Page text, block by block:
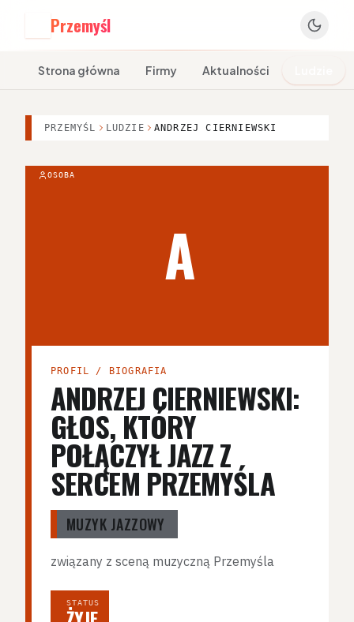
Przemyśl
Strona główna Firmy Aktualności
PRZEMYŚL LUDZIE ANDRZEJ CIERNIEWSKI
A
OSOBA
PROFIL / BIOGRAFIA
ANDRZEJ CIERNIEWSKI:
GŁOS, KTÓRY
POŁĄCZYŁ JAZZ Z
SERCEM PRZEMYŚLA
MUZYK JAZZOWY
związany z sceną muzyczną Przemyśla
STATUS